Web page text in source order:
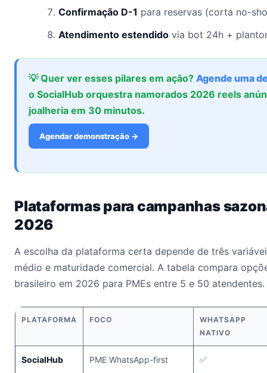
Confirmação D-1 para reservas (corta no-
Atendimento estendido via bot 24h +
💡 Quer ver esses pilares em ação? Agende uma
o SocialHub orquestra namorados 2026 reels
joalheria em 30 minutos.
Agendar demonstração →
Plataformas para campanhas
2026
A escolha da plataforma certa depende de três
médio e maturidade comercial. A tabela compara
brasileiro em 2026 para PMEs entre 5 e 50 atendentes.
PLATAFORMA FOCO
WHATSAPP
NATIVO
SocialHub PME WhatsApp-first ✅